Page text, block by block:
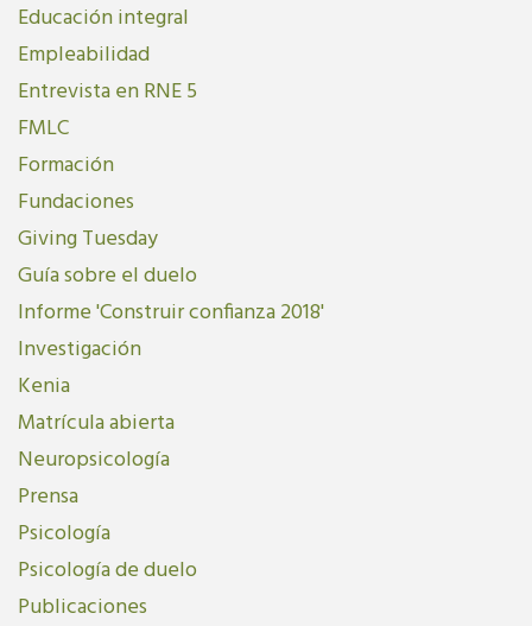
Educación integral
Empleabilidad
Entrevista en RNE 5
FMLC
Formación
Fundaciones
Giving Tuesday
Guía sobre el duelo
Informe 'Construir confianza 2018'
Investigación
Kenia
Matrícula abierta
Neuropsicología
Prensa
Psicología
Psicología de duelo
Publicaciones